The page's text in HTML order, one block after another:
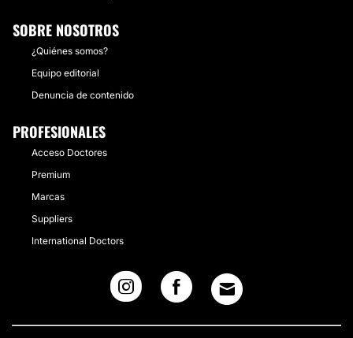
SOBRE NOSOTROS
¿Quiénes somos?
Equipo editorial
Denuncia de contenido
PROFESIONALES
Acceso Doctores
Premium
Marcas
Suppliers
International Doctors